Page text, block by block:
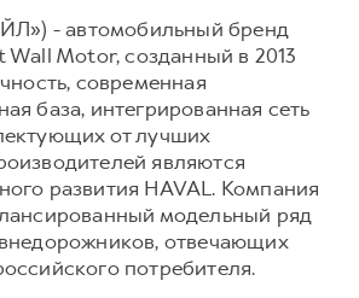
- автомобильный бренд
Motor, созданный в 2013
современная
база, интегрированная сеть
от лучших
являются
развития HAVAL. Компания
модельный ряд
отвечающих
потребителя.